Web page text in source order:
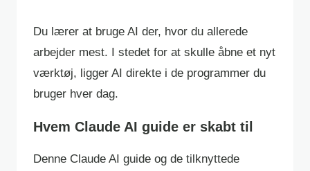
Du lærer at bruge AI der, hvor du allerede
arbejder mest. I stedet for at skulle åbne et nyt
værktøj, ligger AI direkte i de programmer du
bruger hver dag.
Hvem Claude AI guide er skabt til
Denne Claude AI guide og de tilknyttede